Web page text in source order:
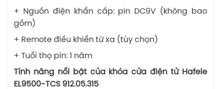
+ Nguồn điện khẩn cấp: pin DC9V (không bao
gồm)
+ Remote điều khiển từ xa (tùy chọn)
+ Tuổi thọ pin: 1 năm
Tính năng nổi bật của khóa cửa điện tử Hafele
EL9500-TCS 912.05.315